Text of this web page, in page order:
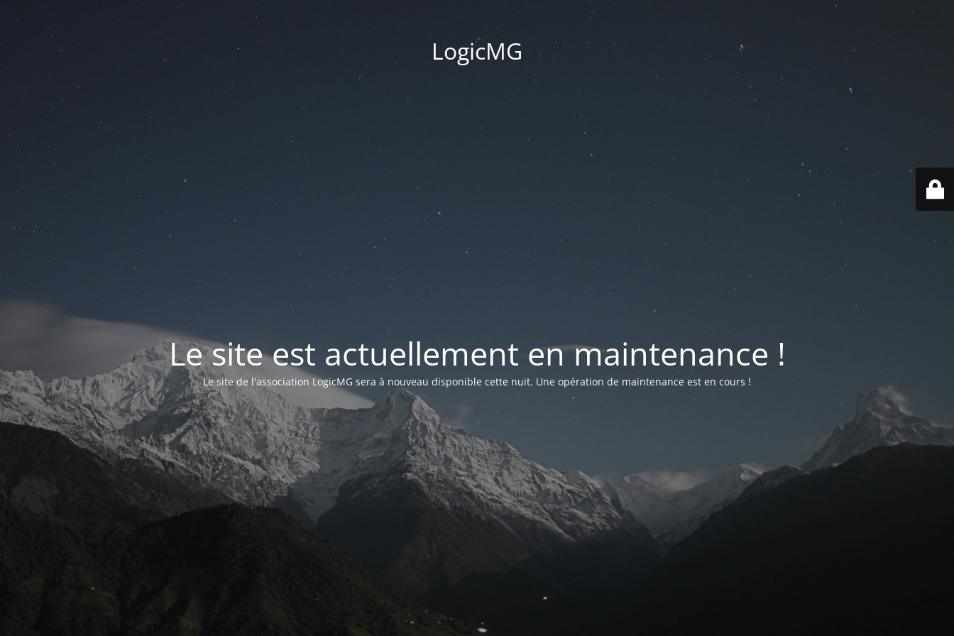
LogicMG
Le site est actuellement en maintenance !
Le site de l'association LogicMG sera à nouveau disponible cette nuit. Une opération de maintenance est en cours !